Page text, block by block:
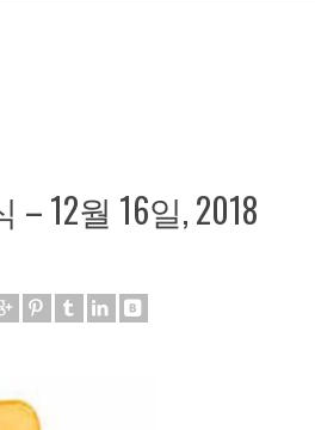
12월 16일, 2018